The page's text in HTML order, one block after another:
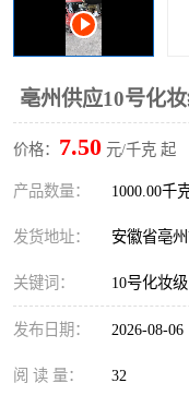
亳州供应10号化
价格： 7.50 元/千克 起
产品数量： 1000.00千
发货地址： 安徽省亳
关键词： 10号化妆
发布日期： 2026-08-06
阅 读 量： 32